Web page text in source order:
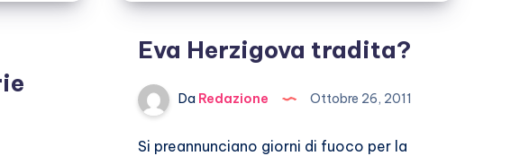
Eva Herzigova tradita?
Da Redazione Ottobre 26, 2011
Si preannunciano giorni di fuoco per la